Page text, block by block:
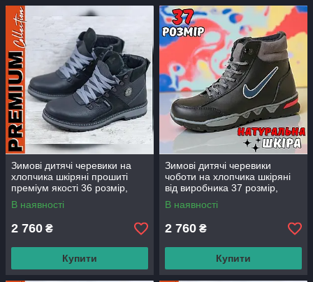
Зимові дитячі черевики на
хлопчика шкіряні прошиті
преміум якості 36 розмір,
черевики дитячі зимові
шкіряні від виробника
В наявності
2 760 ₴
Купити
Зимові дитячі черевики
чоботи на хлопчика шкіряні
від виробника 37 розмір,
дитяче зимове взуття
В наявності
2 760 ₴
Купити